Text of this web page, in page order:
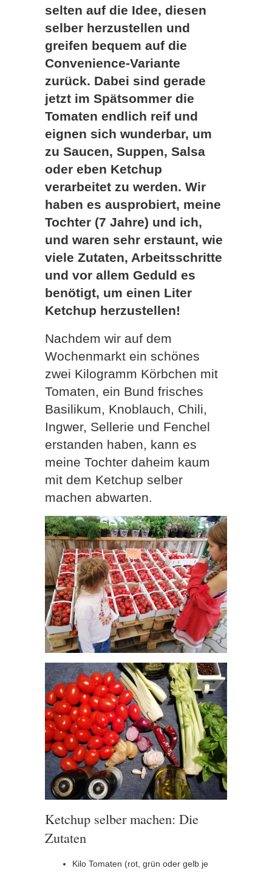
selten auf die Idee, diesen
selber herzustellen und
greifen bequem auf die
Convenience-Variante
zurück. Dabei sind gerade
jetzt im Spätsommer die
Tomaten endlich reif und
eignen sich wunderbar, um
zu Saucen, Suppen, Salsa
oder eben Ketchup
verarbeitet zu werden. Wir
haben es ausprobiert, meine
Tochter (7 Jahre) und ich,
und waren sehr erstaunt, wie
viele Zutaten, Arbeitsschritte
und vor allem Geduld es
benötigt, um einen Liter
Ketchup herzustellen!
Nachdem wir auf dem
Wochenmarkt ein schönes
zwei Kilogramm Körbchen mit
Tomaten, ein Bund frisches
Basilikum, Knoblauch, Chili,
Ingwer, Sellerie und Fenchel
erstanden haben, kann es
meine Tochter daheim kaum
mit dem Ketchup selber
machen abwarten.
Ketchup selber machen: Die
Zutaten
Kilo Tomaten (rot, grün oder gelb je